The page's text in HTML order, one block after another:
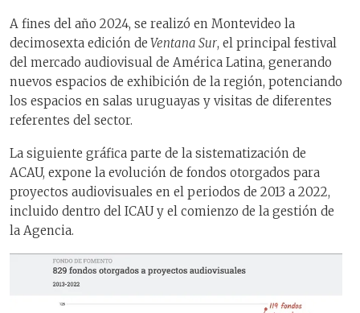
A fines del año 2024, se realizó en Montevideo la
decimosexta edición de Ventana Sur, el principal festival
del mercado audiovisual de América Latina, generando
nuevos espacios de exhibición de la región, potenciando
los espacios en salas uruguayas y visitas de diferentes
referentes del sector.
La siguiente gráfica parte de la sistematización de
ACAU, expone la evolución de fondos otorgados para
proyectos audiovisuales en el periodos de 2013 a 2022,
incluido dentro del ICAU y el comienzo de la gestión de
la Agencia.